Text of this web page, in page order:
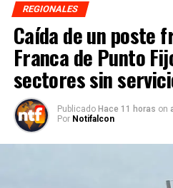
REGIONALES
Caída de un poste
Franca de Punto
sectores sin
Publicado Hace 11 horas on
Por Notifalcon